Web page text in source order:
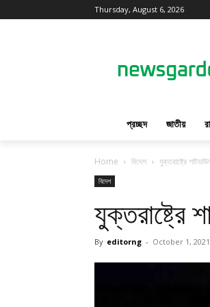
Thursday, August 6, 2026
প্রচ্ছদ জাতীয়
Home বিদেশ যুক্তরাষ্ট্রে
বিদেশ
যুক্তরাষ্ট্রে
By editorng - October 1, 2021